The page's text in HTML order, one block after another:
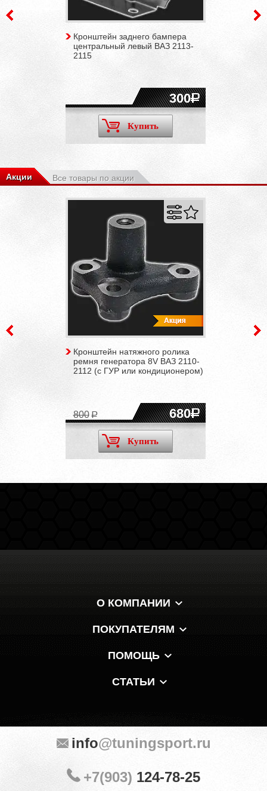
Кронштейн заднего бампера
центральный левый ВАЗ 2113-
2115
300
Купить
Акции Все товары по акции
Кронштейн натяжного ролика
ремня генератора 8V ВАЗ 2110-
2112 (с ГУР или кондиционером)
680
800
Купить
О КОМПАНИИ
ПОКУПАТЕЛЯМ
ПОМОЩЬ
СТАТЬИ
info@tuningsport.ru
+7(903) 124-78-25